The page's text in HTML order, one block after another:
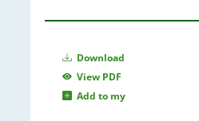
Download
View PDF
Add to my